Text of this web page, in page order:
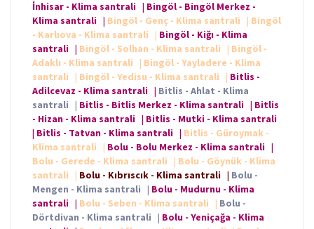
İnhisar - Klima santrali | Bingöl - Bingöl Merkez -
Klima santrali | Bingöl - Genç - Klima santrali | Bingöl
- Karlıova - Klima santrali | Bingöl - Kiğı - Klima
santrali | Bingöl - Solhan - Klima santrali | Bingöl -
Adaklı - Klima santrali | Bingöl - Yayladere - Klima
santrali | Bingöl - Yedisu - Klima santrali | Bitlis -
Adilcevaz - Klima santrali | Bitlis - Ahlat - Klima
santrali | Bitlis - Bitlis Merkez - Klima santrali | Bitlis
- Hizan - Klima santrali | Bitlis - Mutki - Klima santrali
| Bitlis - Tatvan - Klima santrali | Bitlis - Güroymak -
Klima santrali | Bolu - Bolu Merkez - Klima santrali |
Bolu - Gerede - Klima santrali | Bolu - Göynük - Klima
santrali | Bolu - Kıbrıscık - Klima santrali | Bolu -
Mengen - Klima santrali | Bolu - Mudurnu - Klima
santrali | Bolu - Seben - Klima santrali | Bolu -
Dörtdivan - Klima santrali | Bolu - Yeniçağa - Klima